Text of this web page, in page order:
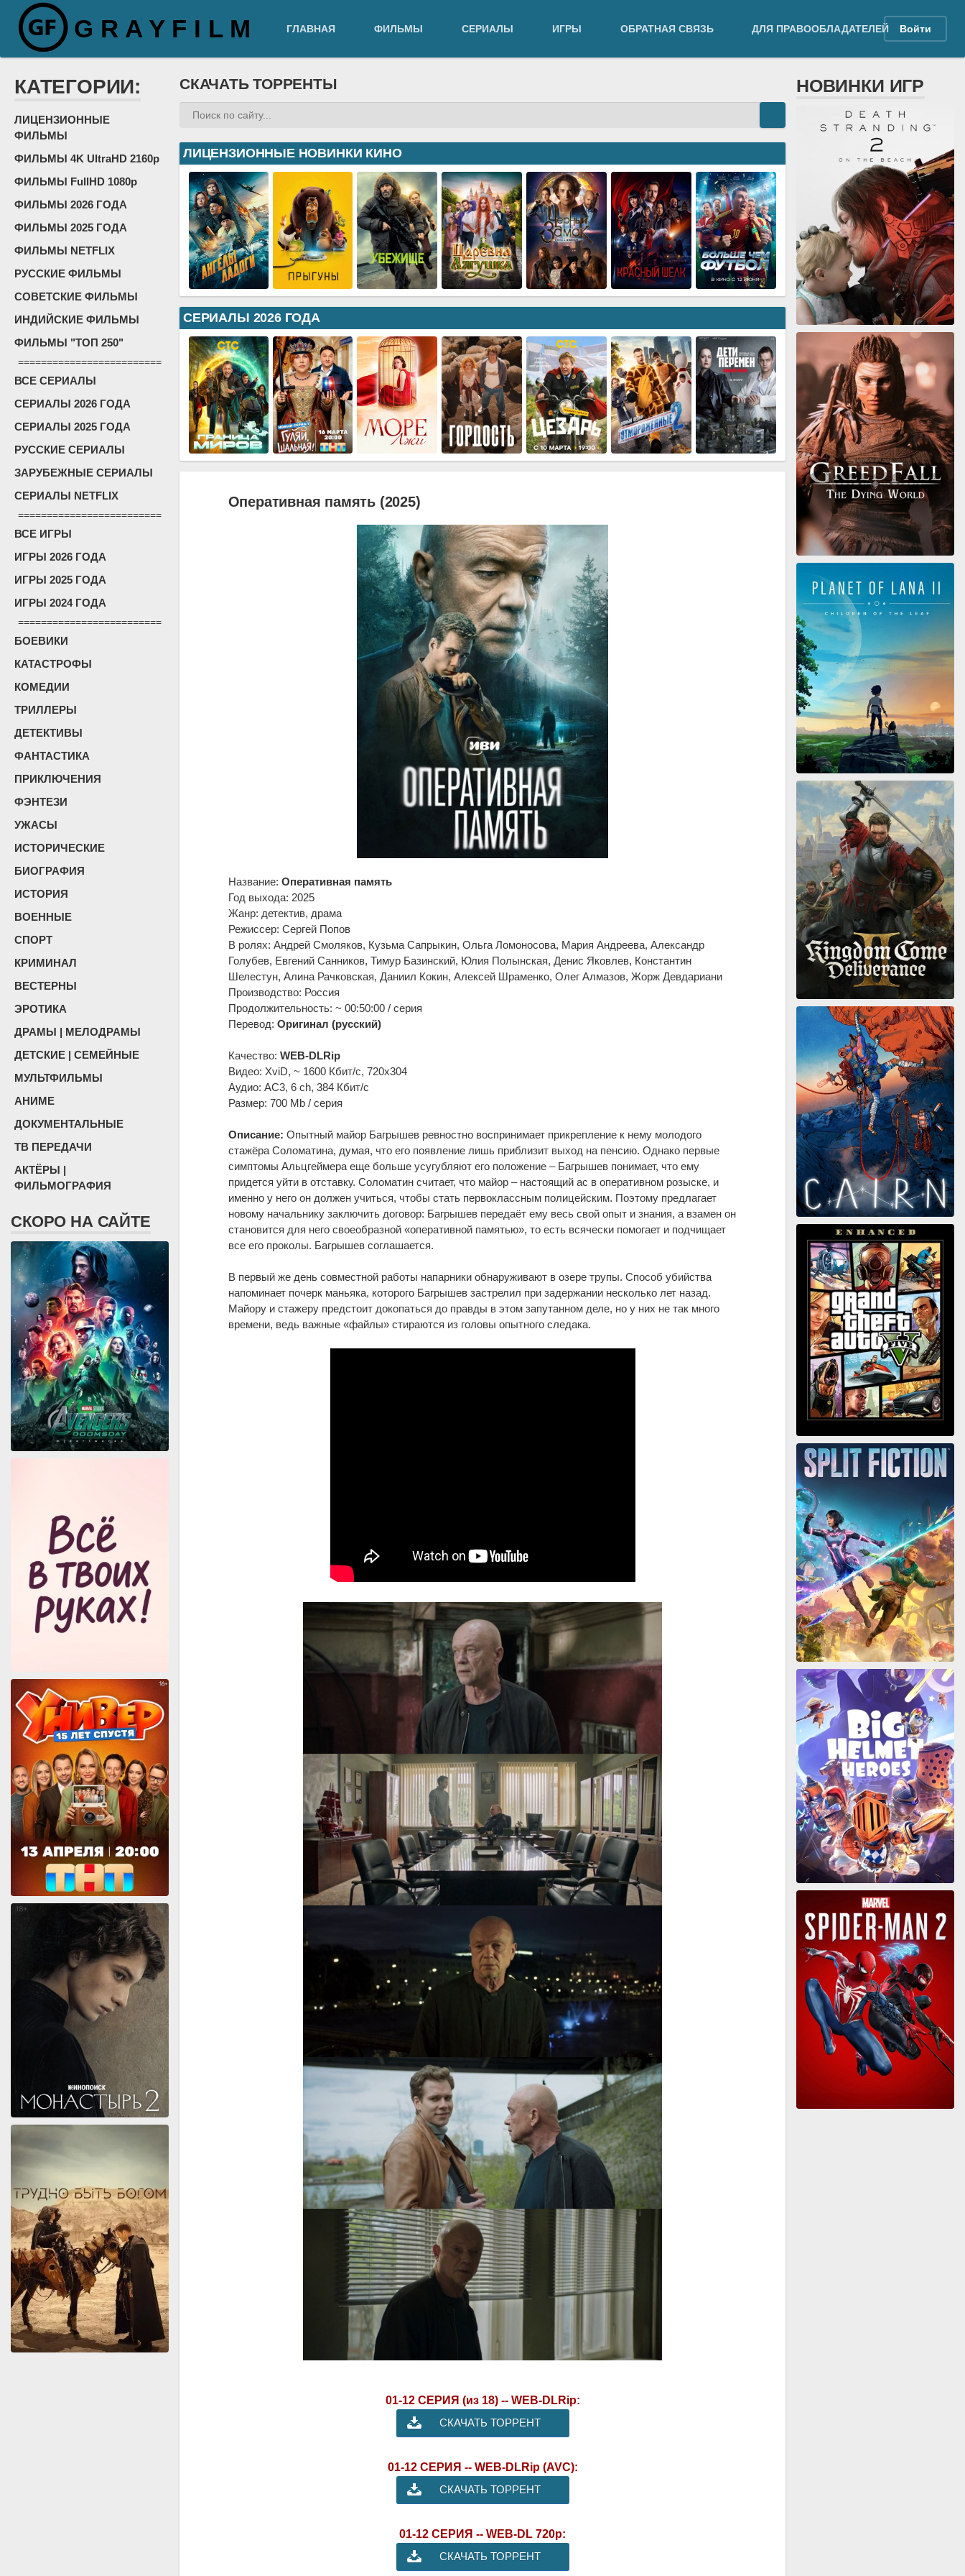
G R A Y F I L M ГЛАВНАЯ ФИЛЬМЫ СЕРИАЛЫ ИГРЫ ОБРАТНАЯ СВЯЗЬ ДЛЯ ПРАВООБЛАДАТЕЛЕЙ Войти
КАТЕГОРИИ:
ЛИЦЕНЗИОННЫЕ
ФИЛЬМЫ
ФИЛЬМЫ 4K UltraHD 2160p
ФИЛЬМЫ FullHD 1080p
ФИЛЬМЫ 2026 ГОДА
ФИЛЬМЫ 2025 ГОДА
ФИЛЬМЫ NETFLIX
РУССКИЕ ФИЛЬМЫ
СОВЕТСКИЕ ФИЛЬМЫ
ИНДИЙСКИЕ ФИЛЬМЫ
ФИЛЬМЫ "ТОП 250"
=========================
ВСЕ СЕРИАЛЫ
СЕРИАЛЫ 2026 ГОДА
СЕРИАЛЫ 2025 ГОДА
РУССКИЕ СЕРИАЛЫ
ЗАРУБЕЖНЫЕ СЕРИАЛЫ
СЕРИАЛЫ NETFLIX
=========================
ВСЕ ИГРЫ
ИГРЫ 2026 ГОДА
ИГРЫ 2025 ГОДА
ИГРЫ 2024 ГОДА
=========================
БОЕВИКИ
КАТАСТРОФЫ
КОМЕДИИ
ТРИЛЛЕРЫ
ДЕТЕКТИВЫ
ФАНТАСТИКА
ПРИКЛЮЧЕНИЯ
ФЭНТЕЗИ
УЖАСЫ
ИСТОРИЧЕСКИЕ
БИОГРАФИЯ
ИСТОРИЯ
ВОЕННЫЕ
СПОРТ
КРИМИНАЛ
ВЕСТЕРНЫ
ЭРОТИКА
ДРАМЫ | МЕЛОДРАМЫ
ДЕТСКИЕ | СЕМЕЙНЫЕ
МУЛЬТФИЛЬМЫ
АНИМЕ
ДОКУМЕНТАЛЬНЫЕ
ТВ ПЕРЕДАЧИ
АКТЁРЫ |
ФИЛЬМОГРАФИЯ
СКОРО НА САЙТЕ
СКАЧАТЬ ТОРРЕНТЫ
ЛИЦЕНЗИОННЫЕ НОВИНКИ КИНО
СЕРИАЛЫ 2026 ГОДА
Оперативная память (2025)
Название: Оперативная память
Год выхода: 2025
Жанр: детектив, драма
Режиссер: Сергей Попов
В ролях: Андрей Смоляков, Кузьма Сапрыкин, Ольга Ломоносова, Мария Андреева, Александр
Голубев, Евгений Санников, Тимур Базинский, Юлия Полынская, Денис Яковлев, Константин
Шелестун, Алина Рачковская, Даниил Кокин, Алексей Шраменко, Олег Алмазов, Жорж Девдариани
Производство: Россия
Продолжительность: ~ 00:50:00 / серия
Перевод: Оригинал (русский)
Качество: WEB-DLRip
Видео: XviD, ~ 1600 Кбит/с, 720x304
Аудио: AC3, 6 ch, 384 Кбит/с
Размер: 700 Mb / серия
Описание: Опытный майор Багрышев ревностно воспринимает прикрепление к нему молодого
стажёра Соломатина, думая, что его появление лишь приблизит выход на пенсию. Однако первые
симптомы Альцгеймера еще больше усугубляют его положение – Багрышев понимает, что ему
придется уйти в отставку. Соломатин считает, что майор – настоящий ас в оперативном розыске, и
именно у него он должен учиться, чтобы стать первоклассным полицейским. Поэтому предлагает
новому начальнику заключить договор: Багрышев передаёт ему весь свой опыт и знания, а взамен он
становится для него своеобразной «оперативной памятью», то есть всячески помогает и подчищает
все его проколы. Багрышев соглашается.
В первый же день совместной работы напарники обнаруживают в озере трупы. Способ убийства
напоминает почерк маньяка, которого Багрышев застрелил при задержании несколько лет назад.
Майору и стажеру предстоит докопаться до правды в этом запутанном деле, но у них не так много
времени, ведь важные «файлы» стираются из головы опытного следака.
01-12 СЕРИЯ (из 18) -- WEB-DLRip:
СКАЧАТЬ ТОРРЕНТ
01-12 СЕРИЯ -- WEB-DLRip (AVC):
СКАЧАТЬ ТОРРЕНТ
01-12 СЕРИЯ -- WEB-DL 720p:
СКАЧАТЬ ТОРРЕНТ
НОВИНКИ ИГР